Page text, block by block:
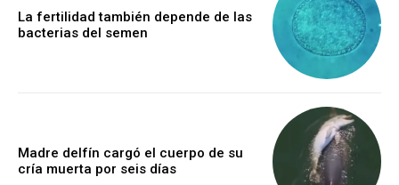
La fertilidad también depende de las
bacterias del semen
Madre delfín cargó el cuerpo de su
cría muerta por seis días